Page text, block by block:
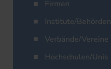
Firmen
Institute/Behörden
Verbände/Vereine
Hochschulen/Unis